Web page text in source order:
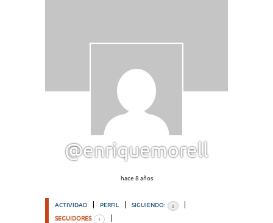
@enriquemorell
hace 8 años
ACTIVIDAD PERFIL SIGUIENDO: 0
SEGUIDORES 1